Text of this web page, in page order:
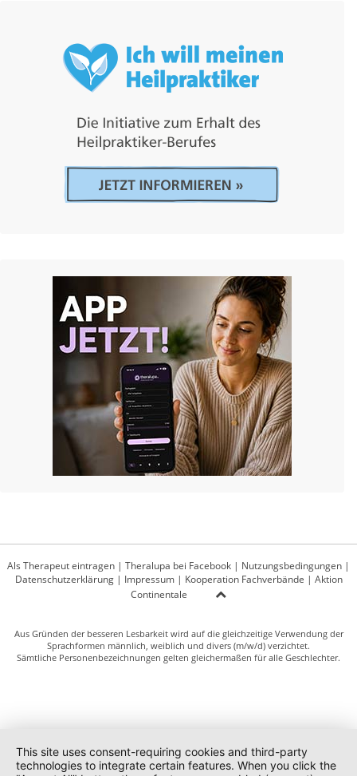
Als Therapeut eintragen | Theralupa bei Facebook | Nutzungsbedingungen |
Datenschutzerklärung| Impressum| Kooperation Fachverbände | Aktion
Continentale
Aus Gründen der besseren Lesbarkeit wird auf die gleichzeitige Verwendung der
Sprachformen männlich, weiblich und divers (m/w/d) verzichtet.
Sämtliche Personenbezeichnungen gelten gleichermaßen für alle Geschlechter.
This site uses consent-requiring cookies and third-party
technologies to integrate certain features. When you click the